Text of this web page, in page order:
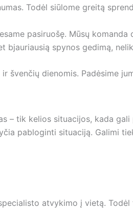
Todėl siūlome greitą
pasiruošę. Mūsų
spynos gedimą,
švenčių dienomis. Padėsime
– tik kelios situacijos, kada
pabloginti situaciją. Galimi
atvykimo į vietą.